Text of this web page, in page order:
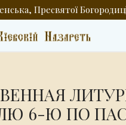
Пресвятої
6-Ю ПО